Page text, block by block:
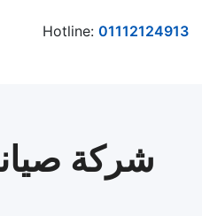
Hotline: 01112124913
شركة